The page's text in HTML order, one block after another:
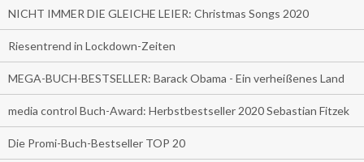
NICHT IMMER DIE GLEICHE LEIER: Christmas Songs 2020
Riesentrend in Lockdown-Zeiten
MEGA-BUCH-BESTSELLER: Barack Obama - Ein verheißenes Land
media control Buch-Award: Herbstbestseller 2020 Sebastian Fitzek
Die Promi-Buch-Bestseller TOP 20